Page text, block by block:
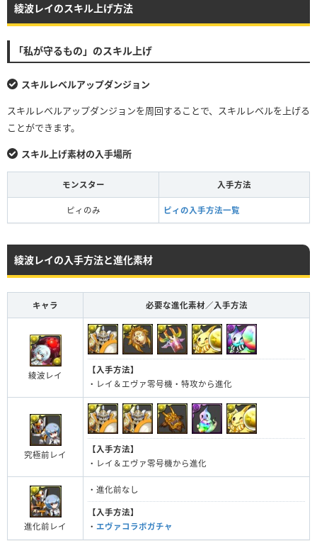
綾波レイのスキル上げ方法
「私が守るもの」のスキル上げ
スキルレベルアップダンジョン
スキルレベルアップダンジョンを周回することで、スキルレベルを上げる
ことができます。
スキル上げ素材の入手場所
モンスター 入手方法
ピィのみ ピィの入手方法一覧
綾波レイの入手方法と進化素材
キャラ 必要な進化素材／入手方法
綾波レイ
【入手方法】
・レイ＆エヴァ零号機・特攻から進化
究極前レイ
【入手方法】
・レイ＆エヴァ零号機から進化
進化前レイ
・進化前なし
【入手方法】
・ エヴァコラボガチャ